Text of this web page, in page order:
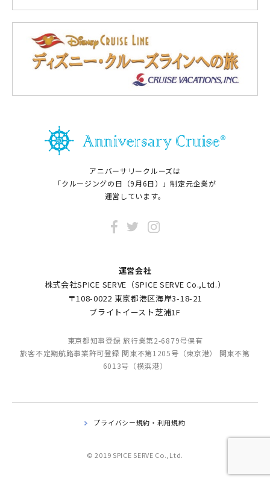
アニバーサリークルーズは
「クルージングの日（9月6日）」制定元企業が
運営しています。
運営会社
株式会社SPICE SERVE（SPICE SERVE Co.,Ltd.）
〒108-0022 東京都港区海岸3-18-21
ブライトイースト芝浦1F
東京都知事登録 旅行業第2-6879号保有
旅客不定期航路事業許可登録 関東不第1205号（東京港） 関東不第
6013号（横浜港）
プライバシー規約・利用規約
© 2019 SPICE SERVE Co.,Ltd.